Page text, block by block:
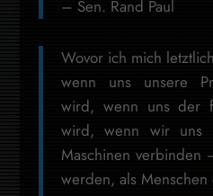
– Sen. Rand Paul
Wovor ich mich
wenn uns unsere
wird, wenn uns der
wird, wenn wir uns
Maschinen verbinden
werden, als